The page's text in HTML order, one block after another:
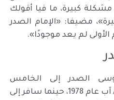
كبيرة، ما فيا أقولك
مضيفا: «الإمام الصدر
الأولى لم يعد موجودًا».
الصدر إلى الخامس
والعشرين من أغسطس/ آب عام 1978، حينما سافر إلى